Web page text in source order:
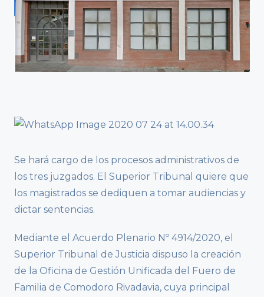
Se hará cargo de los procesos administrativos de
los tres juzgados. El Superior Tribunal quiere que
los magistrados se dediquen a tomar audiencias y
dictar sentencias.
Mediante el Acuerdo Plenario Nº 4914/2020, el
Superior Tribunal de Justicia dispuso la creación
de la Oficina de Gestión Unificada del Fuero de
Familia de Comodoro Rivadavia, cuya principal